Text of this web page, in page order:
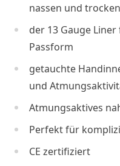
nassen und
der 13 Gauge
Passform
getauchte
und
Atmungsaktives
Perfekt für
CE zertifiziert